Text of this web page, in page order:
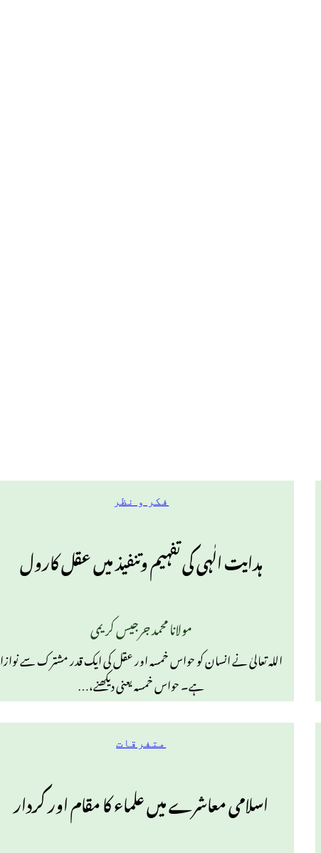
فکر و نظر
ہدایت الٰہی کی تفہیم وتنفیذ میں عقل کارول
مولانا محمد جرجیس کریمی
اللہ تعالیٰ نے انسان کو حواس خمسہ اور عقل کی ایک قدر مشترک سے نوازا
ہے۔ حواس خمسہ یعنی دیکھنے،…
متفرقات
اسلامی معاشرے میں علماء کا مقام اور کردار